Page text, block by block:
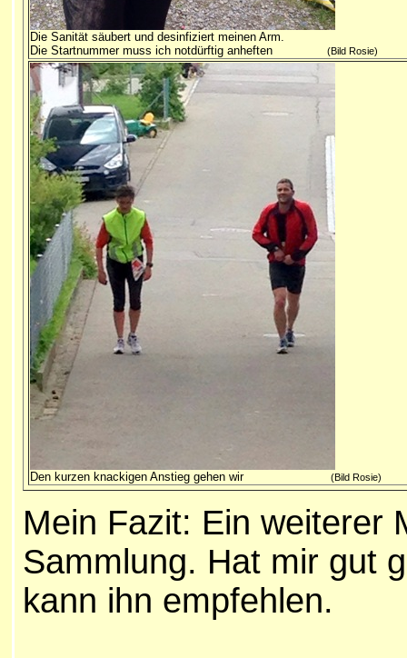
Die Sanität säubert und desinfiziert meinen Arm.
Die Startnummer muss ich notdürftig anheften
(Bild Rosie)
Den kurzen knackigen Anstieg gehen wir (Bild Rosie)
Mein Fazit: Ein weiterer
Sammlung. Hat mir gut
kann ihn empfehlen.